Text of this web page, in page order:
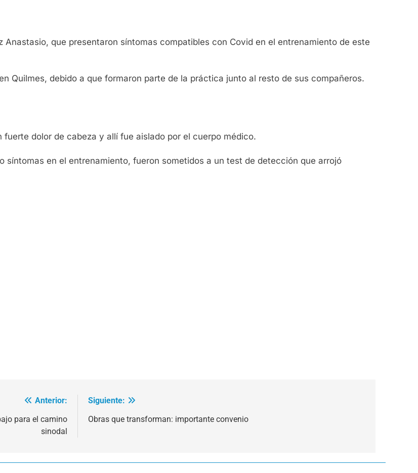
Anastasio, que presentaron síntomas compatibles con Covid en el entrenamiento de este
Quilmes, debido a que formaron parte de la práctica junto al resto de sus compañeros.
dolor de cabeza y allí fue aislado por el cuerpo médico.
síntomas en el entrenamiento, fueron sometidos a un test de detección que arrojó
Anterior:
para el camino
sinodal
Siguiente:
Obras que transforman: importante convenio